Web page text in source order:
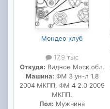
Мондео клуб
17,9 тыс
Откуда: Видное Моск.обл.
Машина: ФМ 3 ун-л 1.8
2004 МКПП, ФМ 4 2.0 2009
МКПП.
Пол: Мужчина